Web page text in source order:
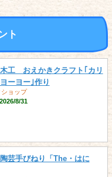
ト
工 おえかきクラフト｢カリ
ーヨー｣作り
ョップ
8/31
芸手びねり「The・はに